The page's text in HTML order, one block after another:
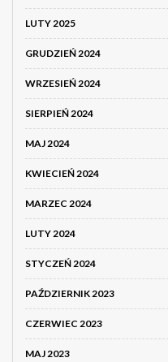
LUTY 2025
GRUDZIEŃ 2024
WRZESIEŃ 2024
SIERPIEŃ 2024
MAJ 2024
KWIECIEŃ 2024
MARZEC 2024
LUTY 2024
STYCZEŃ 2024
PAŹDZIERNIK 2023
CZERWIEC 2023
MAJ 2023